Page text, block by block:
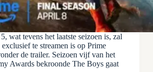
wat tevens het laatste seizoen is, zal
te streamen is op Prime
de trailer. Seizoen vijf van het
Awards bekroonde The Boys gaat